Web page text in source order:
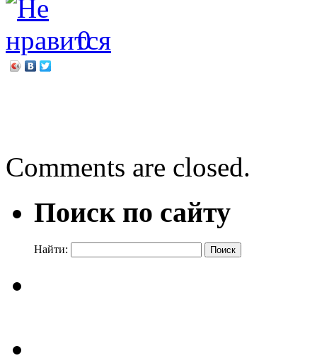
0
Comments are closed.
Поиск по сайту
Найти: